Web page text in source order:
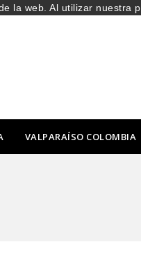
VALPARAÍSO COLOMBIA
la web. Al utilizar nuestra